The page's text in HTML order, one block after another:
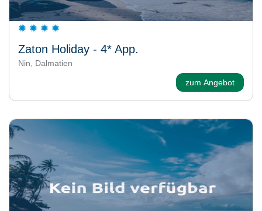
Zaton Holiday - 4* App.
Nin, Dalmatien
zum Angebot